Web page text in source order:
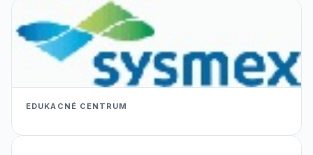
EDUKACNÉ CENTRUM